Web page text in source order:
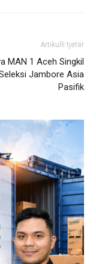
Artikulli tjetër
MAN 1 Aceh Singkil
Jambore Asia
Pasifik